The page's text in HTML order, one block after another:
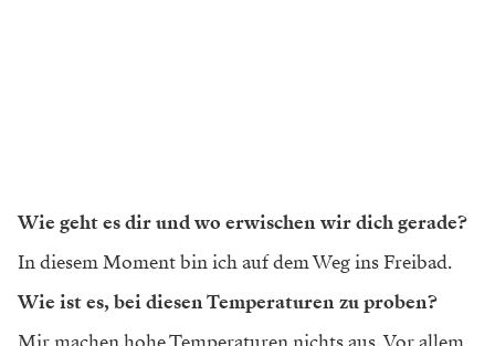
Wie geht es dir und wo erwischen wir dich gerade?
In diesem Moment bin ich auf dem Weg ins Freibad.
Wie ist es, bei diesen Temperaturen zu proben?